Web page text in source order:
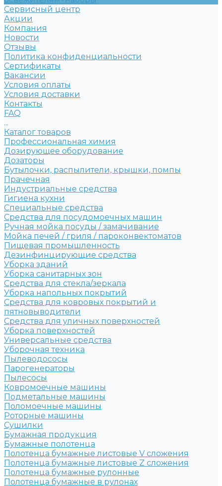
Сервисный центр
Акции
Компания
Новости
Отзывы
Политика конфиденциальности
Сертификаты
Вакансии
Условия оплаты
Условия доставки
Контакты
FAQ
...
Каталог товаров
Профессиональная химия
Дозирующее оборудование
Дозаторы
Бутылочки, распылители, крышки, помпы
Прачечная
Индустриальные средства
Гигиена кухни
Специальные средства
Средства для посудомоечных машин
Ручная мойка посуды / замачивание
Мойка печей / гриля / пароконвектоматов
Пищевая промышленность
Дезинфинцирующие средства
Уборка зданий
Уборка санитарных зон
Средства для стекла/зеркала
Уборка напольных покрытий
Средства для ковровых покрытий и
пятновыводители
Средства для уличных поверхностей
Уборка поверхностей
Универсальные средства
Уборочная техника
Пылеводососы
Парогенераторы
Пылесосы
Ковромоечные машины
Подметальные машины
Поломоечные машины
Роторные машины
Сушилки
Бумажная продукция
Бумажные полотенца
Полотенца бумажные листовые V сложения
Полотенца бумажные листовые Z сложения
Полотенца бумажные рулонные
Полотенца бумажные в рулонах